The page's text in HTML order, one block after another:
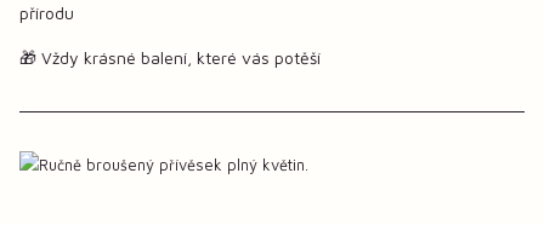
přírodu
🎁 Vždy krásné balení, které vás potěší